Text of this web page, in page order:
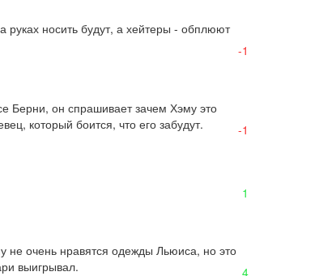
носить будут, а хейтеры - обплюют
-1
Берни, он спрашивает зачем Хэму это
который боится, что его забудут.
-1
1
очень нравятся одежды Льюиса, но это
выигрывал.
4